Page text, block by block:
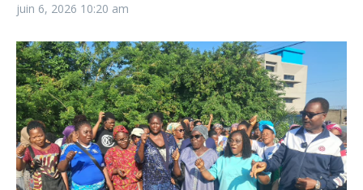
juin 6, 2026 10:20 am